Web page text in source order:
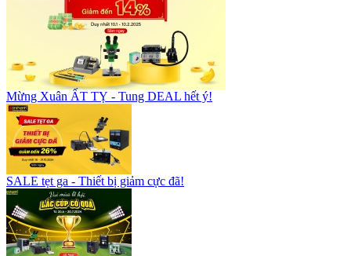
Mừng Xuân ẤT TỴ - Tung DEAL hết ý!
SALE tẹt ga - Thiết bị giảm cực đã!